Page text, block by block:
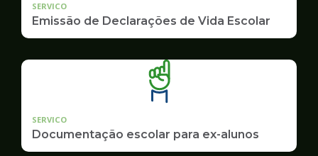
SERVICO
Emissão de Declarações de Vida Escolar
SERVICO
Documentação escolar para ex-alunos